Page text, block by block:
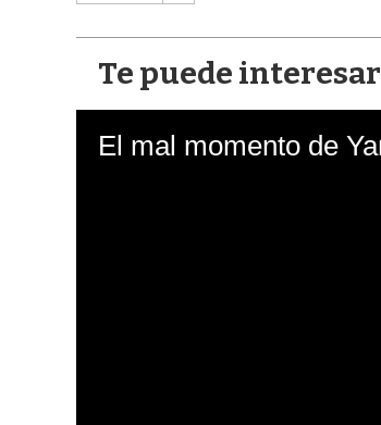
Te puede interesar